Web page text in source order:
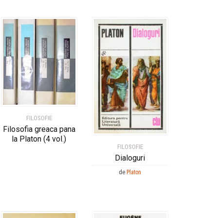
FILOSOFIE
Filosofia greaca pana
la Platon (4 vol.)
FILOSOFIE
Dialoguri
de Platon